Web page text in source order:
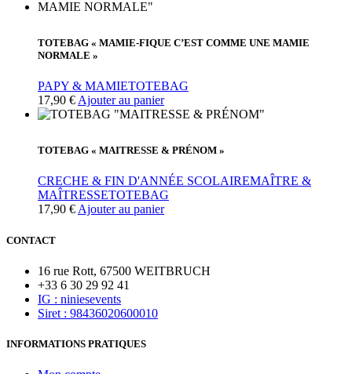
TOTEBAG « MAMIE-FIQUE C’EST COMME UNE MAMIE
NORMALE »
PAPY & MAMIETOTEBAG
17,90 € Ajouter au panier
TOTEBAG « MAITRESSE & PRÉNOM »
CRECHE & FIN D'ANNÉE SCOLAIREMAÎTRE &
MAÎTRESSETOTEBAG
17,90 € Ajouter au panier
CONTACT
16 rue Rott, 67500 WEITBRUCH
+33 6 30 29 92 41
IG : niniesevents
Siret : 98436020600010
INFORMATIONS PRATIQUES